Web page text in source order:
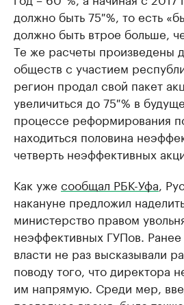
должно быть 75 %, то есть
должно быть втрое больше,
Те же расчеты произведены
обществ с участием
регион продал свой пакет
увеличиться до 75 % в
процессе реформирования
находиться половина
четверть неэффективных
Как уже сообщал РБК-Уфа,
накануне предложил
министерство правом
неэффективных ГУПов.
власти не раз высказывали
поводу того, что директора
им напрямую. Среди мер,